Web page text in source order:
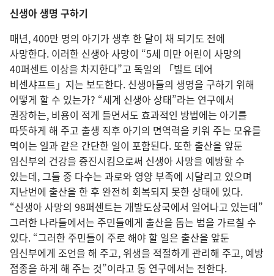
신생아 생명 구하기
매년, 400만 명의 아기가 생후 한 달이 채 되기도 전에
사망한다. 이러한 신생아 사망이 “5세 미만 어린이 사망의
40퍼센트 이상을 차지한다”고 독일의 「빌트 데어
비센샤프트」지는 보도한다. 신생아들의 생명을 구하기 위해
어떻게 할 수 있는가? “세계 신생아 상태”라는 연구에서
권장하는, 비용이 적게 들면서도 효과적인 방법에는 아기를
따뜻하게 해 주고 출생 직후 아기의 면역력을 키워 주는 모유를
먹이는 일과 같은 간단한 일이 포함된다. 또한 출산을 앞둔
임신부의 건강을 증진시킴으로써 신생아 사망을 예방할 수
있는데, 그들 중 다수는 과로와 영양 부족에 시달리고 있으며
지난번에 출산을 한 후 완전히 회복되지 못한 상태에 있다.
“신생아 사망의 98퍼센트는 개발도상국에서 일어나고 있는데”
그러한 나라들에서는 주민들에게 출산을 돕는 법을 가르칠 수
있다. “그러한 주민들이 주로 해야 할 일은 출산을 앞둔
임신부에게 조언을 해 주고, 위생을 적절하게 관리해 주고, 예방
접종을 하게 해 주는 것”이라고 동 연구에서는 전한다.